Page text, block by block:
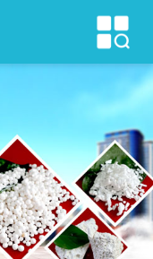
关于我们
发货案例
新闻动态
联系我们